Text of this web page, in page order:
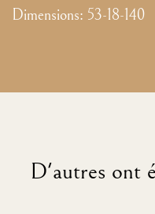
Dimensions: 53-18-140
D'autres ont